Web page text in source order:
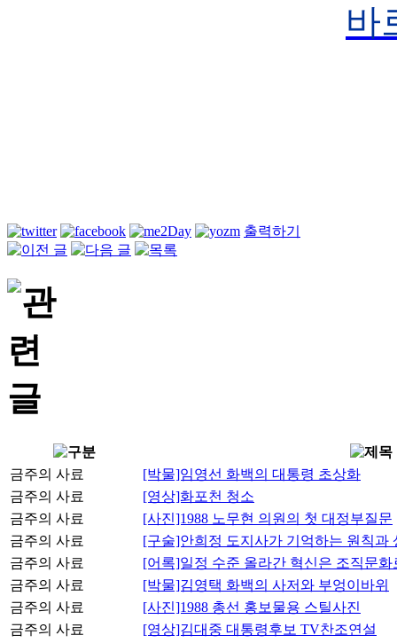
바
출력하기
금주의 사료
[박물]임영선 화백의 대통령 초상화
금주의 사료
[영상]화포천 청소
금주의 사료
[사진]1988 노무현 의원의 첫 대정부질문
금주의 사료
[구술]안희정 도지사가 기억하는 원칙과
금주의 사료
[어록]일정 수준 올라간 혁신은 조직문화
금주의 사료
[박물]김영택 화백의 사저와 부엉이바위
금주의 사료
[사진]1988 총선 홍보물용 스틸사진
금주의 사료
[영상]김대중 대통령후보 TV찬조연설